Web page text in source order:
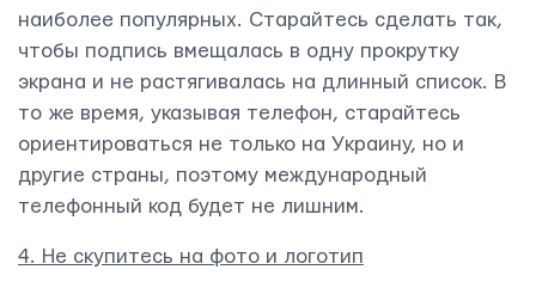
наиболее популярных. Старайтесь сделать так,
чтобы подпись вмещалась в одну прокрутку
экрана и не растягивалась на длинный список. В
то же время, указывая телефон, старайтесь
ориентироваться не только на Украину, но и
другие страны, поэтому международный
телефонный код будет не лишним.
4. Не скупитесь на фото и логотип
ОТПРАВИТЬ